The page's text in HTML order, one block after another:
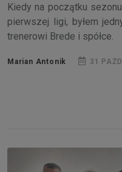
Kiedy na początku
pierwszej ligi, byłem
trenerowi Brede i spółce.
Marian Antonik 31